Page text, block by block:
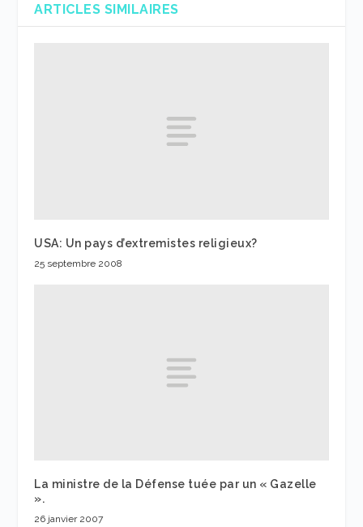
ARTICLES SIMILAIRES
USA: Un pays d’extremistes religieux?
25 septembre 2008
La ministre de la Défense tuée par un « Gazelle
».
26 janvier 2007